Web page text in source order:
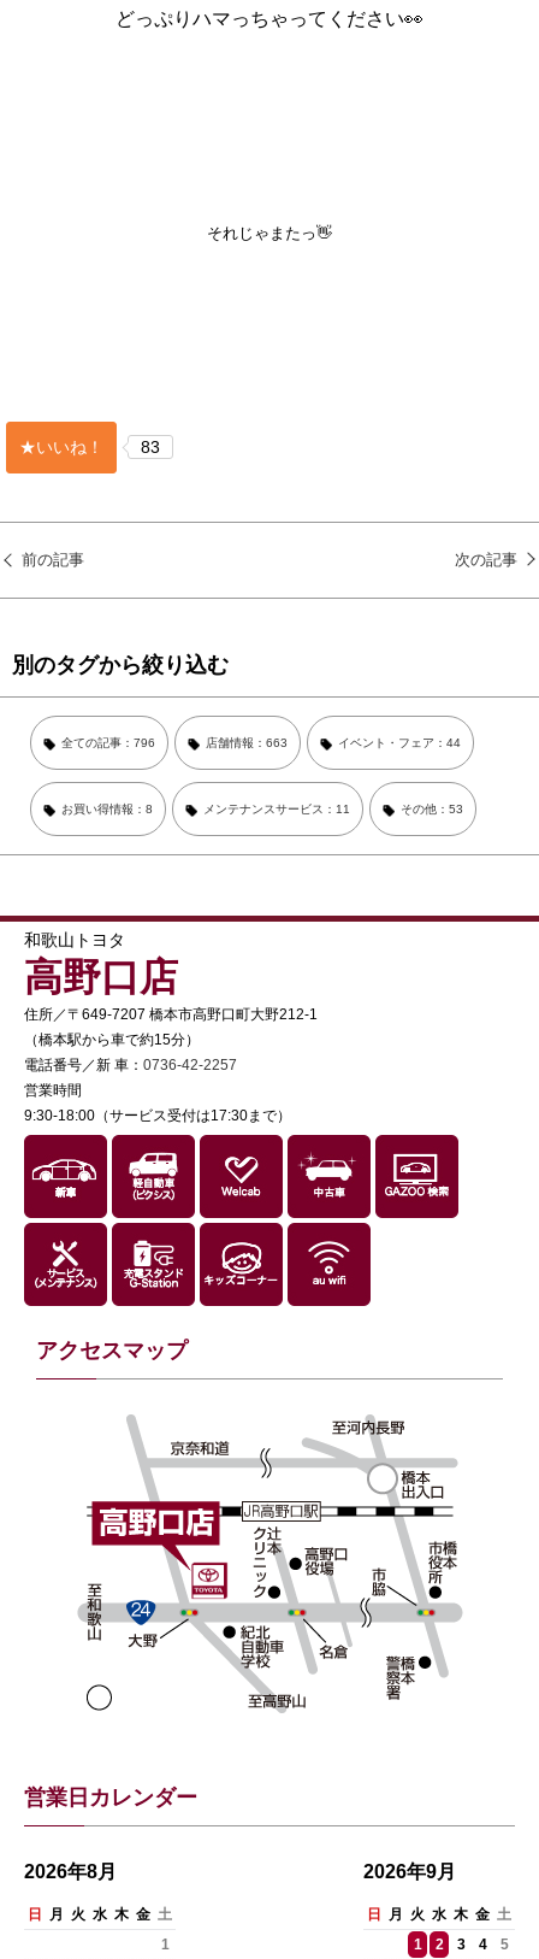
どっぷりハマっちゃってください👀
それじゃまたっ👋
★いいね！ 83
前の記事 次の記事
別のタグから絞り込む
全ての記事：796 店舗情報：663 イベント・フェア：44
お買い得情報：8 メンテナンスサービス：11 その他：53
和歌山トヨタ
高野口店
住所／〒649-7207 橋本市高野口町大野212-1
（橋本駅から車で約15分）
電話番号／新 車： 0736-42-2257
営業時間
9:30-18:00（サービス受付は17:30まで）
アクセスマップ
営業日カレンダー
2026年8月
日 月 火 水 木 金 土
1
2026年9月
日 月 火 水 木 金 土
1
2 3 4
5